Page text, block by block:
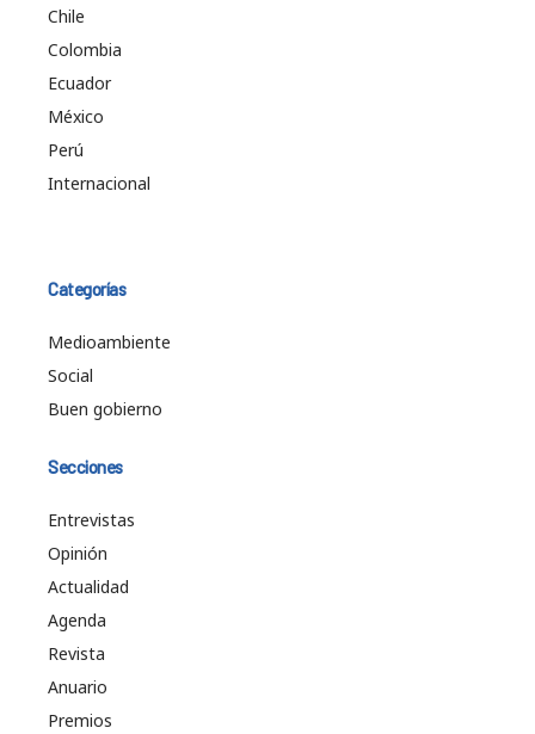
Chile
Colombia
Ecuador
México
Perú
Internacional
Categorías
Medioambiente
Social
Buen gobierno
Secciones
Entrevistas
Opinión
Actualidad
Agenda
Revista
Anuario
Premios